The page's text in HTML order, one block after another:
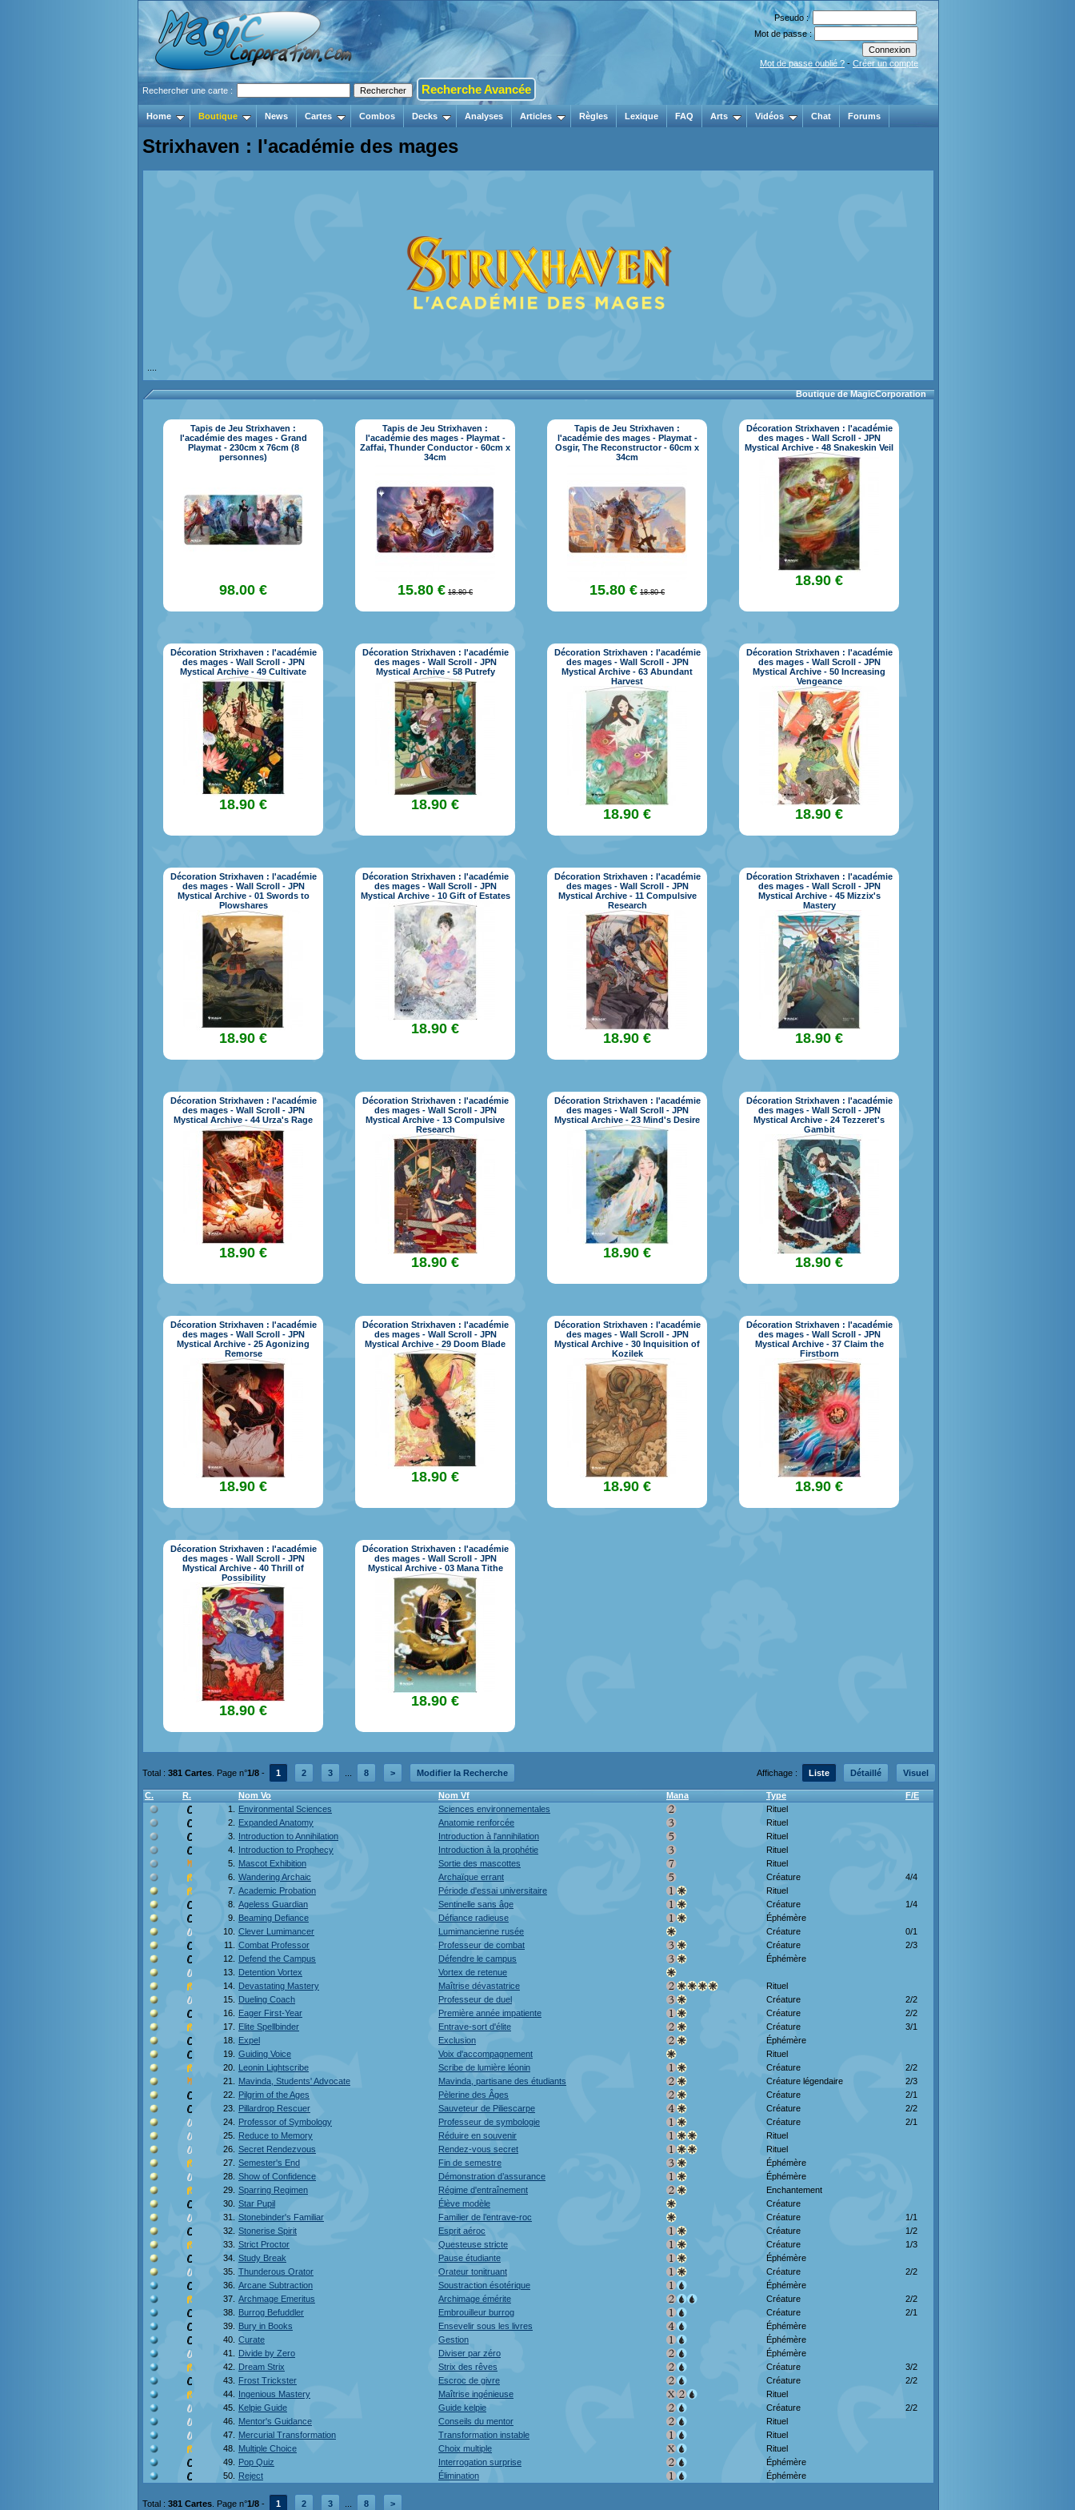
Pseudo :
Mot de passe :
Mot de passe oublié ? - Créer un compte
Rechercher une carte : Recherche Avancée
Home Boutique News Cartes Combos Decks Analyses Articles Règles Lexique FAQ Arts Vidéos Chat Forums
Strixhaven : l'académie des mages
Boutique de MagicCorporation
Tapis de Jeu Strixhaven :
l'académie des mages - Grand
Playmat - 230cm x 76cm (8
personnes)
98.00 €
Tapis de Jeu Strixhaven :
l'académie des mages - Playmat -
Zaffai, Thunder Conductor - 60cm x
34cm
15.80 € 18.80 €
Tapis de Jeu Strixhaven :
l'académie des mages - Playmat -
Osgir, The Reconstructor - 60cm x
34cm
15.80 € 18.80 €
Décoration Strixhaven : l'académie
des mages - Wall Scroll - JPN
Mystical Archive - 48 Snakeskin Veil
18.90 €
Décoration Strixhaven : l'académie
des mages - Wall Scroll - JPN
Mystical Archive - 49 Cultivate
18.90 €
Décoration Strixhaven : l'académie
des mages - Wall Scroll - JPN
Mystical Archive - 58 Putrefy
18.90 €
Décoration Strixhaven : l'académie
des mages - Wall Scroll - JPN
Mystical Archive - 63 Abundant
Harvest
18.90 €
Décoration Strixhaven : l'académie
des mages - Wall Scroll - JPN
Mystical Archive - 50 Increasing
Vengeance
18.90 €
Décoration Strixhaven : l'académie
des mages - Wall Scroll - JPN
Mystical Archive - 01 Swords to
Plowshares
18.90 €
Décoration Strixhaven : l'académie
des mages - Wall Scroll - JPN
Mystical Archive - 10 Gift of Estates
18.90 €
Décoration Strixhaven : l'académie
des mages - Wall Scroll - JPN
Mystical Archive - 11 Compulsive
Research
18.90 €
Décoration Strixhaven : l'académie
des mages - Wall Scroll - JPN
Mystical Archive - 45 Mizzix's
Mastery
18.90 €
Décoration Strixhaven : l'académie
des mages - Wall Scroll - JPN
Mystical Archive - 44 Urza's Rage
18.90 €
Décoration Strixhaven : l'académie
des mages - Wall Scroll - JPN
Mystical Archive - 13 Compulsive
Research
18.90 €
Décoration Strixhaven : l'académie
des mages - Wall Scroll - JPN
Mystical Archive - 23 Mind's Desire
18.90 €
Décoration Strixhaven : l'académie
des mages - Wall Scroll - JPN
Mystical Archive - 24 Tezzeret's
Gambit
18.90 €
Décoration Strixhaven : l'académie
des mages - Wall Scroll - JPN
Mystical Archive - 25 Agonizing
Remorse
18.90 €
Décoration Strixhaven : l'académie
des mages - Wall Scroll - JPN
Mystical Archive - 29 Doom Blade
18.90 €
Décoration Strixhaven : l'académie
des mages - Wall Scroll - JPN
Mystical Archive - 30 Inquisition of
Kozilek
18.90 €
Décoration Strixhaven : l'académie
des mages - Wall Scroll - JPN
Mystical Archive - 37 Claim the
Firstborn
18.90 €
Décoration Strixhaven : l'académie
des mages - Wall Scroll - JPN
Mystical Archive - 40 Thrill of
Possibility
18.90 €
Décoration Strixhaven : l'académie
des mages - Wall Scroll - JPN
Mystical Archive - 03 Mana Tithe
18.90 €
Total : 381 Cartes . Page n°1/8 - 1 2 3 8 > Modifier la Recherche Affichage : Liste Détaillé Visuel
C. R. Nom Vo Nom Vf Mana Type
F/E
1.
Environmental Sciences Sciences environnementales
Rituel
2.
Expanded Anatomy Anatomie renforcée
Rituel
3.
Introduction to Annihilation Introduction à l'annihilation
Rituel
4.
Introduction to Prophecy Introduction à la prophétie
Rituel
5.
Mascot Exhibition Sortie des mascottes
Rituel
6. Wandering Archaic Archaïque errant Créature
4/4
7. Academic Probation Période d'essai universitaire
Rituel
8. Ageless Guardian Sentinelle sans âge Créature
1/4
9. Beaming Defiance Défiance radieuse
Éphémère
10. Clever Lumimancer Lumimancienne rusée Créature
0/1
11.
Combat Professor Professeur de combat Créature
2/3
12.
Defend the Campus Défendre le campus
Éphémère
13.
Detention Vortex
Vortex de retenue
14.
Devastating Mastery Maîtrise dévastatrice
Rituel
15.
Dueling Coach Professeur de duel Créature
2/2
16.
Eager First-Year Première année impatiente Créature
2/2
17.
Elite Spellbinder Entrave-sort d'élite Créature
3/1
18. Expel Exclusion
Éphémère
19. Guiding Voice Voix d'accompagnement
Rituel
20.
Leonin Lightscribe Scribe de lumière léonin Créature
2/2
21.
Mavinda, Students' Advocate Mavinda, partisane des étudiants Créature légendaire
2/3
22.
Pilgrim of the Ages Pèlerine des Âges Créature
2/1
23.
Pillardrop Rescuer Sauveteur de Piliescarpe Créature
2/2
24.
Professor of Symbology Professeur de symbologie Créature
2/1
25.
Reduce to Memory Réduire en souvenir
Rituel
26. Secret Rendezvous Rendez-vous secret
Rituel
27. Semester's End Fin de semestre
Éphémère
28. Show of Confidence Démonstration d’assurance
Éphémère
29. Sparring Regimen Régime d'entraînement
Enchantement
30. Star Pupil Élève modèle
Créature
31.
Stonebinder's Familiar Familier de l’entrave-roc Créature
1/1
32. Stonerise Spirit Esprit aéroc Créature
1/2
33. Strict Proctor Questeuse stricte Créature
1/3
34. Study Break Pause étudiante
Éphémère
35. Thunderous Orator Orateur tonitruant Créature
2/2
36. Arcane Subtraction Soustraction ésotérique
Éphémère
37. Archmage Emeritus Archimage émérite Créature
2/2
38.
Burrog Befuddler Embrouilleur burrog Créature
2/1
39.
Bury in Books Ensevelir sous les livres
Éphémère
40. Curate Gestion
Éphémère
41.
Divide by Zero Diviser par zéro
Éphémère
42.
Dream Strix Strix des rêves Créature
3/2
43.
Frost Trickster Escroc de givre Créature
2/2
44.
Ingenious Mastery Maîtrise ingénieuse
Rituel
45.
Kelpie Guide Guide kelpie Créature
2/2
46.
Mentor's Guidance Conseils du mentor
Rituel
47.
Mercurial Transformation Transformation instable
Rituel
48.
Multiple Choice Choix multiple
Rituel
49.
Pop Quiz Interrogation surprise
Éphémère
50.
Reject Élimination Éphémère
Total : 381 Cartes . Page n°1/8 - 1 2 3 8 >